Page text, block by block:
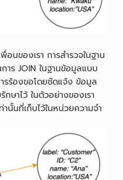
อนของเรา การสำรวจในฐาน
ร JOIN ในฐานข้อมูลแบบ
รร้องขอโดยชัดแจ้ง ข้อมูล
ษาไว้ ในตัวอย่างของเรา
นั้นที่เก็บไว้ในหน่วยความจำ